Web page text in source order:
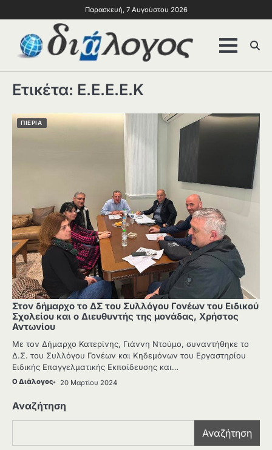
Παρασκευή, 7 Αυγούστου 2026
Ετικέτα: Ε.Ε.Ε.Ε.Κ
ΠΙΕΡΙΑ
Στον δήμαρχο το ΔΣ του Συλλόγου Γονέων του Ειδικού
Σχολείου και ο Διευθυντής της μονάδας, Χρήστος
Αντωνίου
Με τον Δήμαρχο Κατερίνης, Γιάννη Ντούμο, συναντήθηκε το
Δ.Σ. του Συλλόγου Γονέων και Κηδεμόνων του Εργαστηρίου
Ειδικής Επαγγελματικής Εκπαίδευσης και…
Ο Διάλογος 20 Μαρτίου 2024
Αναζήτηση
Αναζήτηση